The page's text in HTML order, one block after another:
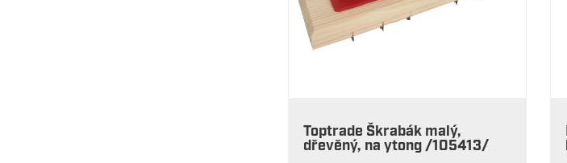
Toptrade Škrabák malý,
dřevěný, na ytong /105413/